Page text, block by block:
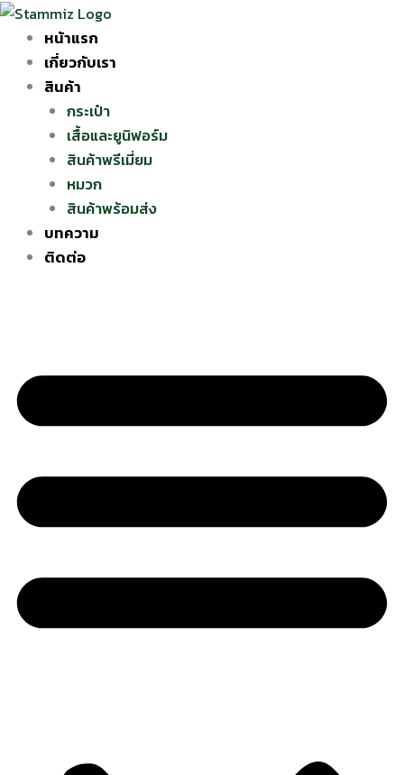
Skip
content
หน้าแรก
เกี่ยวกับเรา
สินค้า
กระเป๋า
เสื้อและยูนิฟอร์ม
สินค้าพรีเมี่ยม
หมวก
สินค้าพร้อมส่ง
บทความ
ติดต่อ